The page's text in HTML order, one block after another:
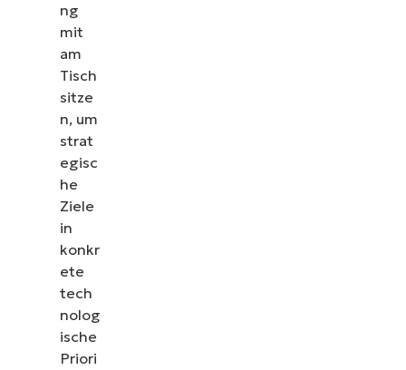
ng
mit
am
Tisch
sitze
n, um
strat
egisc
he
Ziele
in
konkr
ete
tech
nolog
ische
Priori